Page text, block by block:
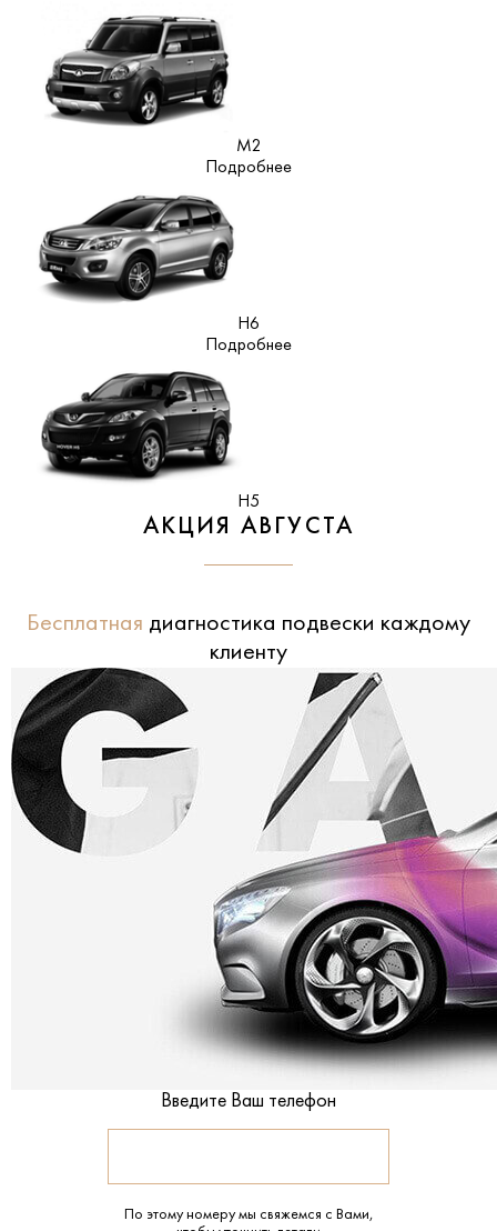
M2
Подробнее
H6
Подробнее
H5
АКЦИЯ АВГУСТА
Бесплатная диагностика подвески каждому
клиенту
Введите Ваш телефон
По этому номеру мы свяжемся с Вами,